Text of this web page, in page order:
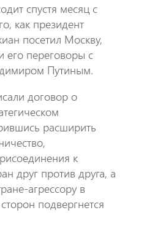
спустя месяц с
как президент
посетил Москву,
его переговоры с
Путиным.
договор о
расширить
к
друг против друга, а
агрессору в
подвергнется